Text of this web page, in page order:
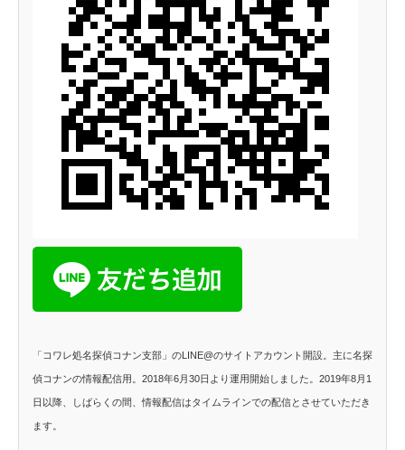
「コワレ処名探偵コナン支部」のLINE@のサイトアカウント開設。主に名探
偵コナンの情報配信用。2018年6月30日より運用開始しました。2019年8月1
日以降、しばらくの間、情報配信はタイムラインでの配信とさせていただき
ます。